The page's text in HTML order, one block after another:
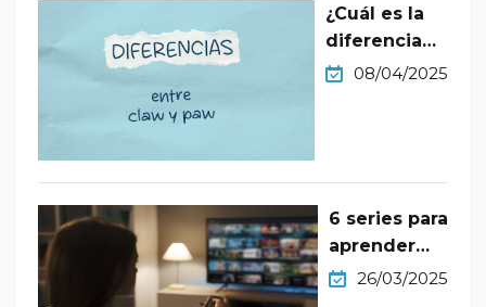
¿Cuál es la
diferencia
entre claw y
08/04/2025
6 series para
aprender
inglés nivel
26/03/2025